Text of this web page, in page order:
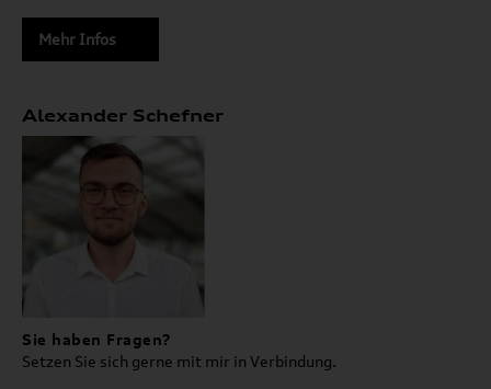
Mehr Infos
Alexander Schefner
Sie haben Fragen?
Setzen Sie sich gerne mit mir in Verbindung.